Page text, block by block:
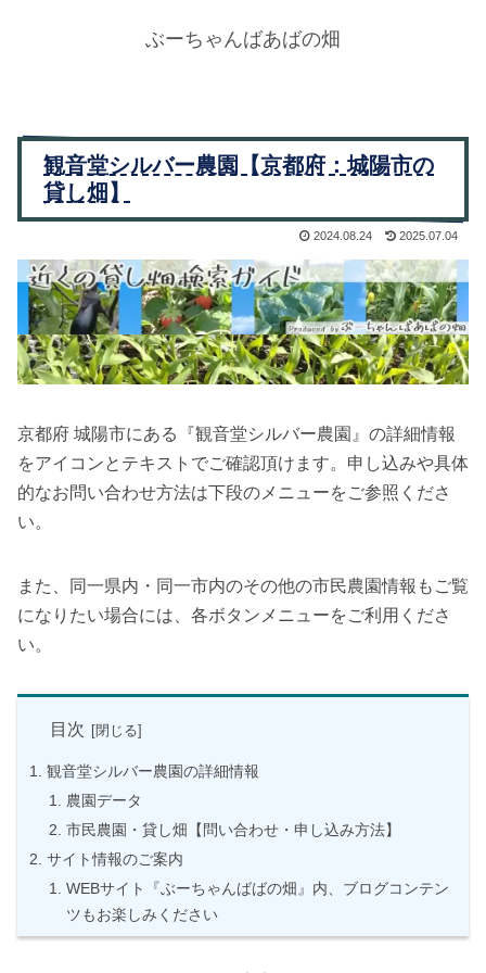
ぶーちゃんばあばの畑
観音堂シルバー農園【京都府：城陽市の
貸し畑】
2024.08.24 2025.07.04
京都府 城陽市にある『観音堂シルバー農園』の詳細情報
をアイコンとテキストでご確認頂けます。申し込みや具体
的なお問い合わせ方法は下段のメニューをご参照くださ
い。
また、同一県内・同一市内のその他の市民農園情報もご覧
になりたい場合には、各ボタンメニューをご利用くださ
い。
目次
観音堂シルバー農園の詳細情報
農園データ
市民農園・貸し畑【問い合わせ・申し込み方法】
サイト情報のご案内
WEBサイト『ぶーちゃんばばの畑』内、ブログコンテン
ツもお楽しみください